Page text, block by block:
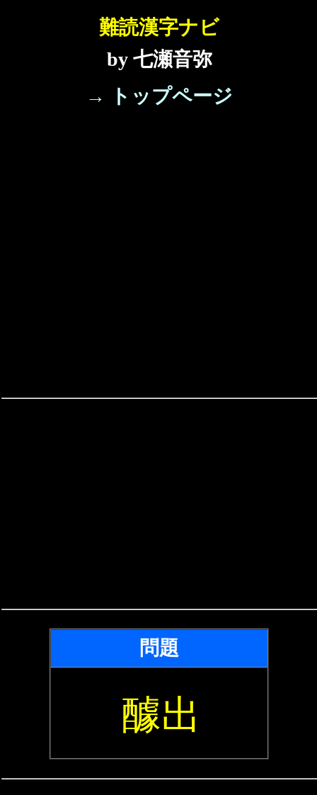
難読漢字ナビ
by 七瀬音弥
→ トップページ
問題
醵出